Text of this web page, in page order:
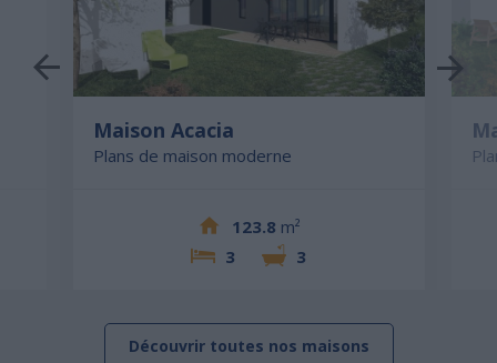
Maison Acacia
Plans de maison moderne
123.8 m²
3
3
Découvrir toutes nos maisons